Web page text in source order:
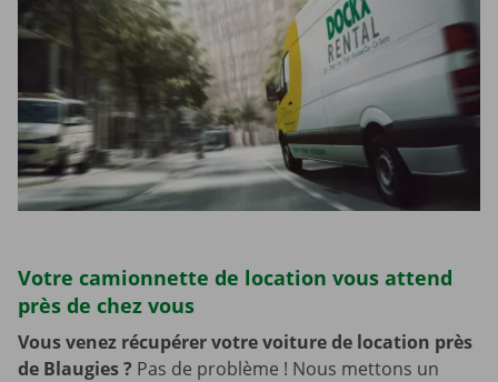
Votre camionnette de location vous attend
près de chez vous
Vous venez récupérer votre voiture de location près
de Blaugies? Pas de problème ! Nous mettons un